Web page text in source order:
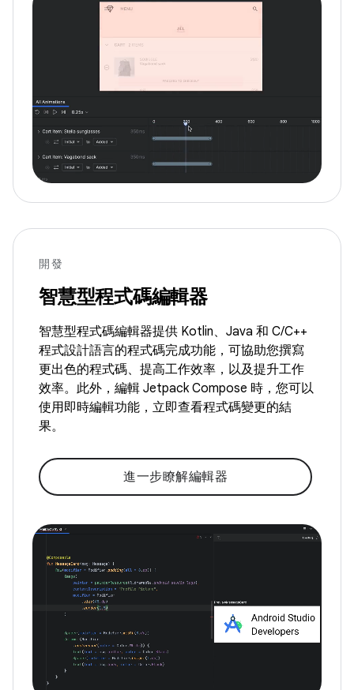
開發
智慧型程式碼編輯器
智慧型程式碼編輯器提供 Kotlin、Java 和 C/C++
程式設計語言的程式碼完成功能，可協助您撰寫
更出色的程式碼、提高工作效率，以及提升工作
效率。此外，編輯 Jetpack Compose 時，您可以
使用即時編輯功能，立即查看程式碼變更的結
果。
進一步瞭解編輯器